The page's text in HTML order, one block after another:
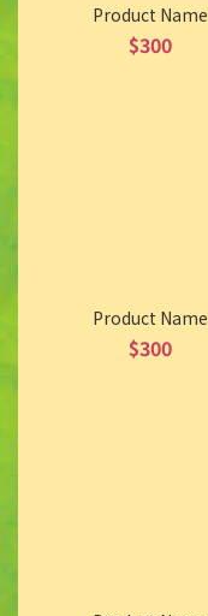
Product Name
$300
Product Name
$300